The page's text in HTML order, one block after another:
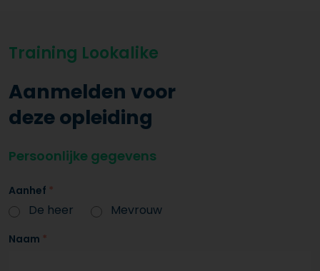
Training Lookalike
Aanmelden voor
deze opleiding
Persoonlijke gegevens
Aanhef *
De heer Mevrouw
Naam *